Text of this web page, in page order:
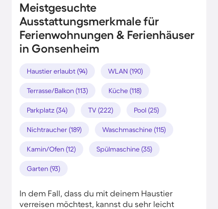
Meistgesuchte
Ausstattungsmerkmale für
Ferienwohnungen & Ferienhäuser
in Gonsenheim
Haustier erlaubt (94) WLAN (190)
Terrasse/Balkon (113) Küche (118)
Parkplatz (34) TV (222) Pool (25)
Nichtraucher (189) Waschmaschine (115)
Kamin/Ofen (12) Spülmaschine (35)
Garten (93)
In dem Fall, dass du mit deinem Haustier
verreisen möchtest, kannst du sehr leicht